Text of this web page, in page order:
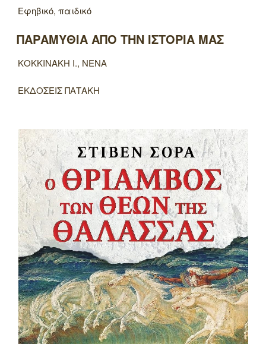
Εφηβικό, παιδικό
ΠΑΡΑΜΥΘΙΑ ΑΠΟ ΤΗΝ ΙΣΤΟΡΙΑ ΜΑΣ
ΚΟΚΚΙΝΑΚΗ Ι., ΝΕΝΑ
ΕΚΔΟΣΕΙΣ ΠΑΤΑΚΗ